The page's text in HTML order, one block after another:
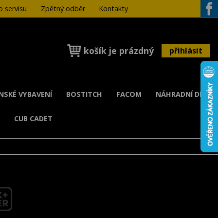
servisu Zpětný odběr
Kontakty
košík je prázdný přihlásit
VYBAVENÍ BOSTITCH FACOM NÁHRADNÍ DÍLY
CUB CADET